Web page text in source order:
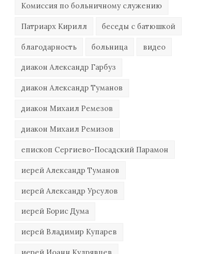
Комиссия по больничному служению
Патриарх Кирилл беседы с батюшкой
благодарность больница видео
диакон Александр Гарбуз
диакон Александр Туманов
диакон Михаил Ремезов
диакон Михаил Ремизов
епископ Сергиево-Посадский Парамон
иерей Александр Туманов
иерей Александр Урсулов
иерей Борис Дума
иерей Владимир Купарев